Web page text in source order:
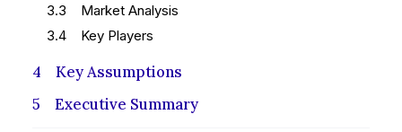
3.3 Market Analysis
3.4 Key Players
4 Key Assumptions
5 Executive Summary